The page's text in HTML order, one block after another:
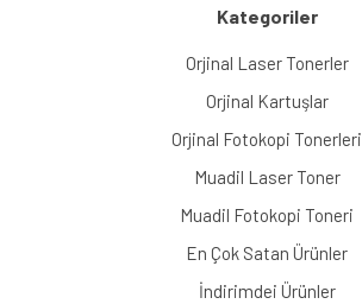
Kategoriler
Orjinal Laser Tonerler
Orjinal Kartuşlar
Orjinal Fotokopi Tonerleri
Muadil Laser Toner
Muadil Fotokopi Toneri
En Çok Satan Ürünler
İndirimdei Ürünler